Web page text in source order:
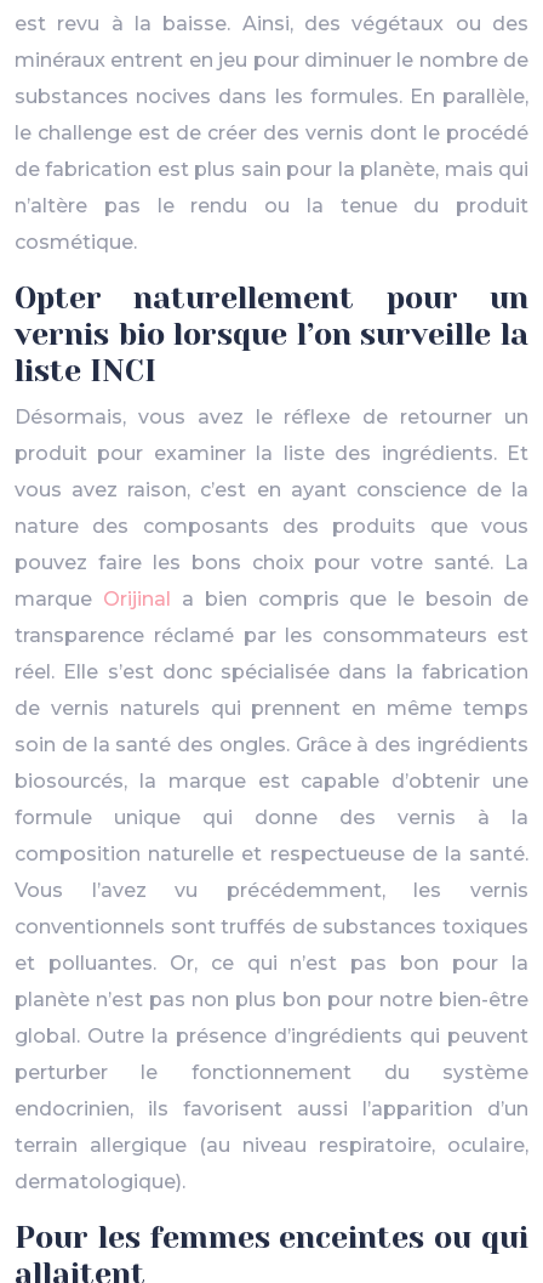
est revu à la baisse. Ainsi, des végétaux ou des
minéraux entrent en jeu pour diminuer le nombre de
substances nocives dans les formules. En parallèle,
le challenge est de créer des vernis dont le procédé
de fabrication est plus sain pour la planète, mais qui
n’altère pas le rendu ou la tenue du produit
cosmétique.
Opter naturellement pour un
vernis bio lorsque l’on surveille la
liste INCI
Désormais, vous avez le réflexe de retourner un
produit pour examiner la liste des ingrédients. Et
vous avez raison, c’est en ayant conscience de la
nature des composants des produits que vous
pouvez faire les bons choix pour votre santé. La
marque Orijinal a bien compris que le besoin de
transparence réclamé par les consommateurs est
réel. Elle s’est donc spécialisée dans la fabrication
de vernis naturels qui prennent en même temps
soin de la santé des ongles. Grâce à des ingrédients
biosourcés, la marque est capable d’obtenir une
formule unique qui donne des vernis à la
composition naturelle et respectueuse de la santé.
Vous l’avez vu précédemment, les vernis
conventionnels sont truffés de substances toxiques
et polluantes. Or, ce qui n’est pas bon pour la
planète n’est pas non plus bon pour notre bien-être
global. Outre la présence d’ingrédients qui peuvent
perturber le fonctionnement du système
endocrinien, ils favorisent aussi l’apparition d’un
terrain allergique (au niveau respiratoire, oculaire,
dermatologique).
Pour les femmes enceintes ou qui
allaitent